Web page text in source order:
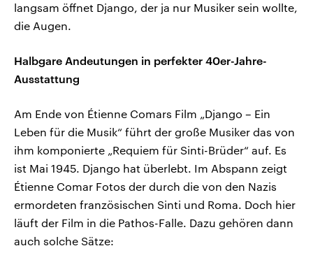
langsam öffnet Django, der ja nur Musiker sein wollte,
die Augen.
Halbgare Andeutungen in perfekter 40er-Jahre-
Ausstattung
Am Ende von Étienne Comars Film „Django – Ein
Leben für die Musik“ führt der große Musiker das von
ihm komponierte „Requiem für Sinti-Brüder“ auf. Es
ist Mai 1945. Django hat überlebt. Im Abspann zeigt
Étienne Comar Fotos der durch die von den Nazis
ermordeten französischen Sinti und Roma. Doch hier
läuft der Film in die Pathos-Falle. Dazu gehören dann
auch solche Sätze: